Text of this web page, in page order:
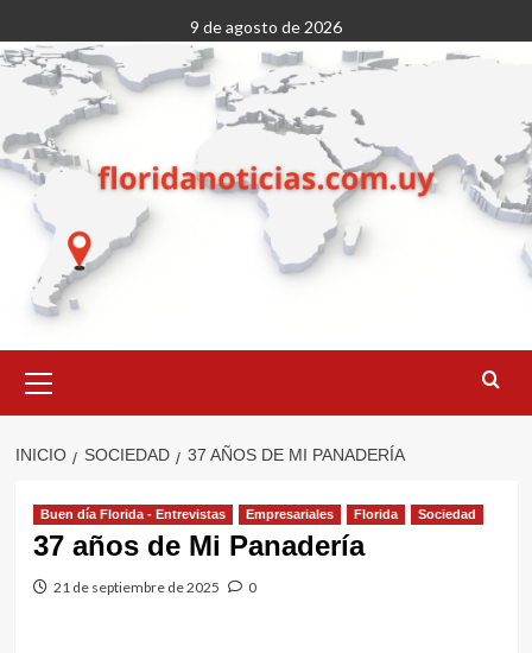
al
contenido
9 de agosto de 2026
primario
INICIO SOCIEDAD 37 AÑOS DE MI PANADERÍA
Buen día Florida - Entrevistas Empresariales Florida Sociedad
37 años de Mi Panadería
21 de septiembre de 2025 0